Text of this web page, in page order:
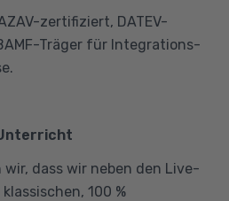
zertifiziert, DATEV-
Träger für Integrations-
dass wir neben den Live-
100 %